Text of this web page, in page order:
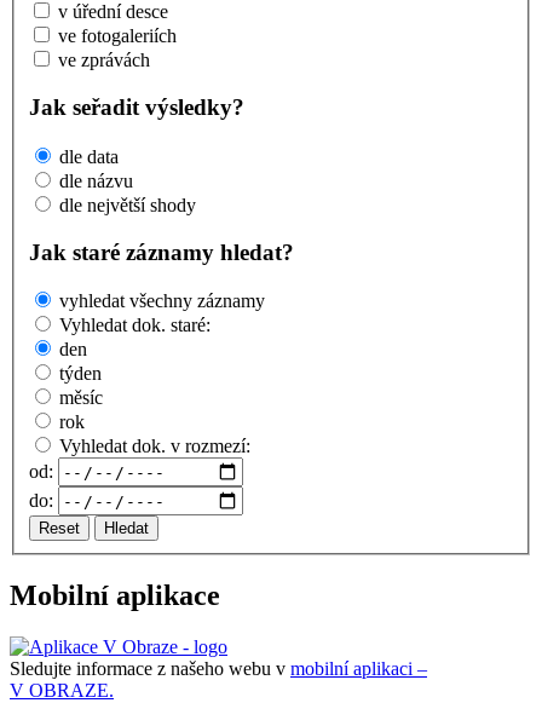
v úřední desce
ve fotogaleriích
ve zprávách
Jak seřadit výsledky?
dle data
dle názvu
dle největší shody
Jak staré záznamy hledat?
vyhledat všechny záznamy
Vyhledat dok. staré:
den
týden
měsíc
rok
Vyhledat dok. v rozmezí:
od:
do:
Reset Hledat
Mobilní aplikace
Sledujte informace z našeho webu v mobilní aplikaci –
V OBRAZE.